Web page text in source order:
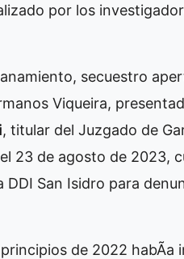
por los
secuestro
Viqueira,
, titular del Juzgado de
23 de agosto de 2023,
DDI San Isidro para
de 2022 habÃ­a